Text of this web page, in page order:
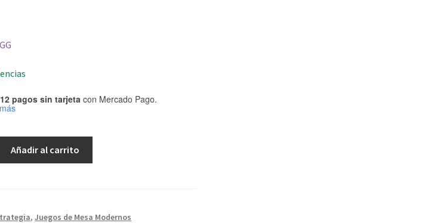
pagos sin tarjeta con Mercado Pago.
Añadir al carrito
,Juegos de Mesa Modernos